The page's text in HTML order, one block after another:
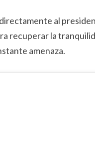
al
recuperar la
amenaza.